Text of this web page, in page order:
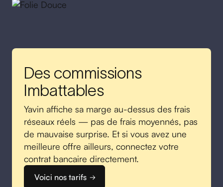
Des commissions
Imbattables
Yavin affiche sa marge au-dessus des frais
réseaux réels — pas de frais moyennés, pas
de mauvaise surprise. Et si vous avez une
meilleure offre ailleurs, connectez votre
contrat bancaire directement.
Voici nos tarifs